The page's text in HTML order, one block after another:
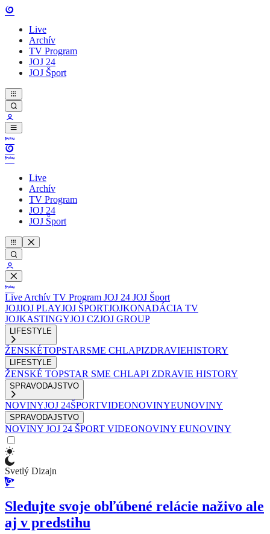
Live
Archív
TV Program
JOJ 24
JOJ Šport
Live
Archív
TV Program
JOJ 24
JOJ Šport
Live Archív TV Program JOJ 24 JOJ Šport
JOJJOJ PLAYJOJ ŠPORTJOJKONADÁCIA TV
JOJKASTINGYJOJ CZJOJ GROUP
LIFESTYLE
ŽENSKÉTOPSTARSME CHLAPIZDRAVIEHISTORY
LIFESTYLE
ŽENSKÉ TOPSTAR SME CHLAPI ZDRAVIE HISTORY
SPRAVODAJSTVO
NOVINYJOJ 24ŠPORTVIDEONOVINYEUNOVINY
SPRAVODAJSTVO
NOVINY JOJ 24 ŠPORT VIDEONOVINY EUNOVINY
Svetlý Dizajn
Sledujte svoje obľúbené relácie naživo ale
aj v predstihu